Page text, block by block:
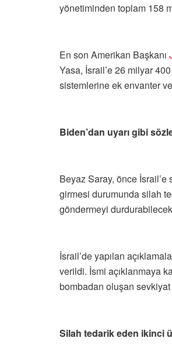
yönetiminden toplam 158
En son Amerikan Başkanı
Yasa, İsrail’e 26 milyar
sistemlerine ek envanter
Biden’dan uyarı gibi
Beyaz Saray, önce İsrail’e
girmesi durumunda silah
göndermeyi
İsrail’de yapılan
verildi. İsmi açıklanmaya
bombadan oluşan sevkiyat
Silah tedarik eden ikinci